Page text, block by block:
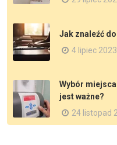
Jak znaleźć
4 lipiec 2023
Wybór
jest ważne?
24 listopad